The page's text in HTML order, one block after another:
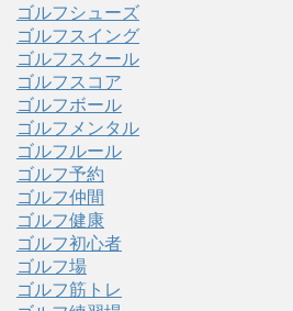
ゴルフシューズ
ゴルフスイング
ゴルフスクール
ゴルフスコア
ゴルフボール
ゴルフメンタル
ゴルフルール
ゴルフ予約
ゴルフ仲間
ゴルフ健康
ゴルフ初心者
ゴルフ場
ゴルフ筋トレ